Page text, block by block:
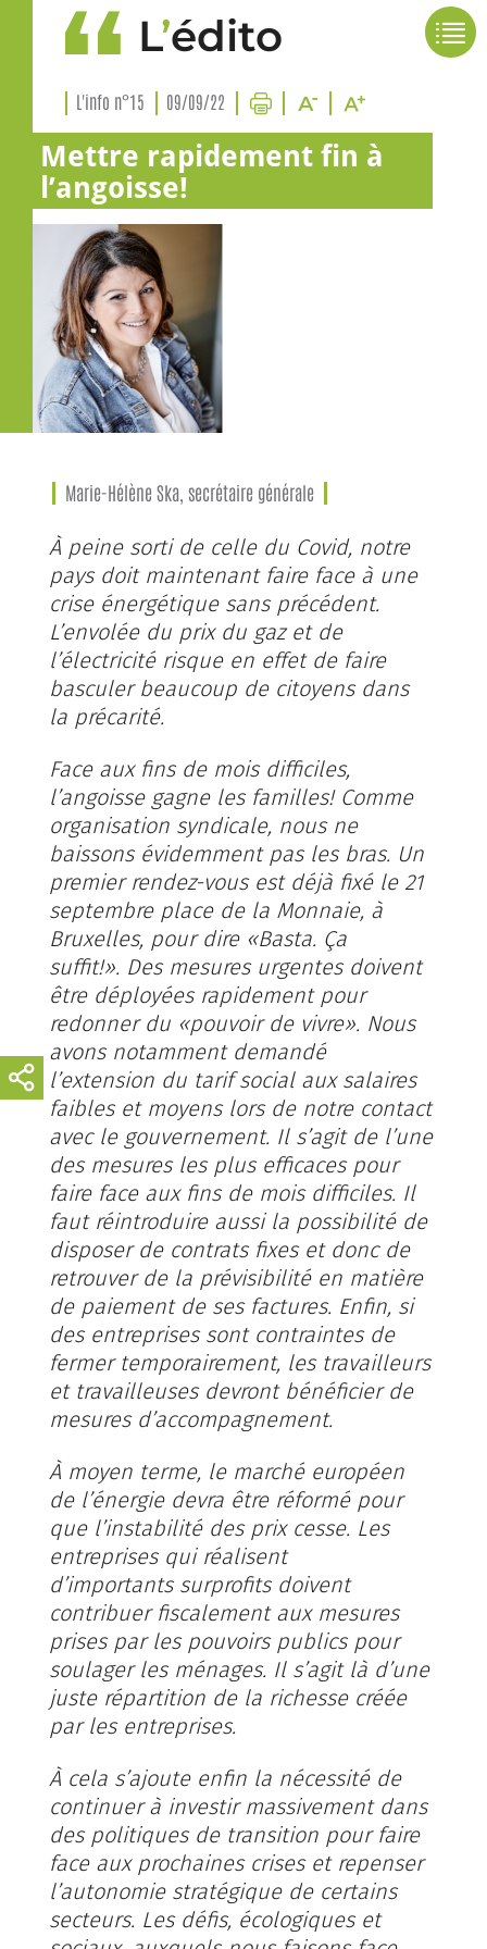
L’édito
L'info n°15 09/09/22
Mettre rapidement fin à
l’angoisse!
Marie-Hélène Ska, secrétaire générale
À peine sorti de celle du Covid, notre
pays doit maintenant faire face à une
crise énergétique sans précédent.
L’envolée du prix du gaz et de
l’électricité risque en effet de faire
basculer beaucoup de citoyens dans
la précarité.
Face aux fins de mois difficiles,
l’angoisse gagne les familles! Comme
organisation syndicale, nous ne
baissons évidemment pas les bras. Un
premier rendez-vous est déjà fixé le 21
septembre place de la Monnaie, à
Bruxelles, pour dire «Basta. Ça
suffit!». Des mesures urgentes doivent
être déployées rapidement pour
redonner du «pouvoir de vivre». Nous
avons notamment demandé
l’extension du tarif social aux salaires
faibles et moyens lors de notre contact
avec le gouvernement. Il s’agit de l’une
des mesures les plus efficaces pour
faire face aux fins de mois difficiles. Il
faut réintroduire aussi la possibilité de
disposer de contrats fixes et donc de
retrouver de la prévisibilité en matière
de paiement de ses factures. Enfin, si
des entreprises sont contraintes de
fermer temporairement, les travailleurs
et travailleuses devront bénéficier de
mesures d’accompagnement.
À moyen terme, le marché européen
de l’énergie devra être réformé pour
que l’instabilité des prix cesse. Les
entreprises qui réalisent
d’importants surprofits doivent
contribuer fiscalement aux mesures
prises par les pouvoirs publics pour
soulager les ménages. Il s’agit là d’une
juste répartition de la richesse créée
par les entreprises.
À cela s’ajoute enfin la nécessité de
continuer à investir massivement dans
des politiques de transition pour faire
face aux prochaines crises et repenser
l’autonomie stratégique de certains
secteurs. Les défis, écologiques et